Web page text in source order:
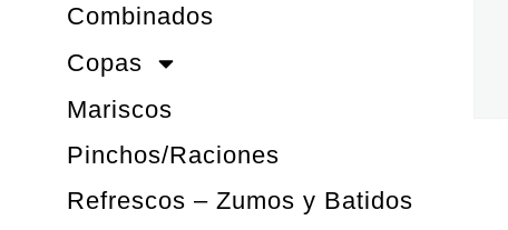
Combinados
Copas
Mariscos
Pinchos/Raciones
Refrescos – Zumos y Batidos